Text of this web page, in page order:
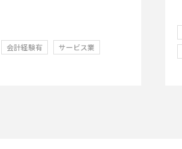
会計経験有
サービス業